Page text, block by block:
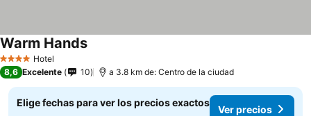
4 EstrellasHotel
Warm HandsVer precios
8,6 Excelente 10 a 3.8 km de: Centro de la ciudad
Elige fechas para ver los precios exactos
Ver precios